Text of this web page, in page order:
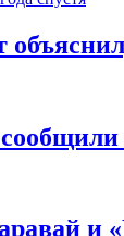
и